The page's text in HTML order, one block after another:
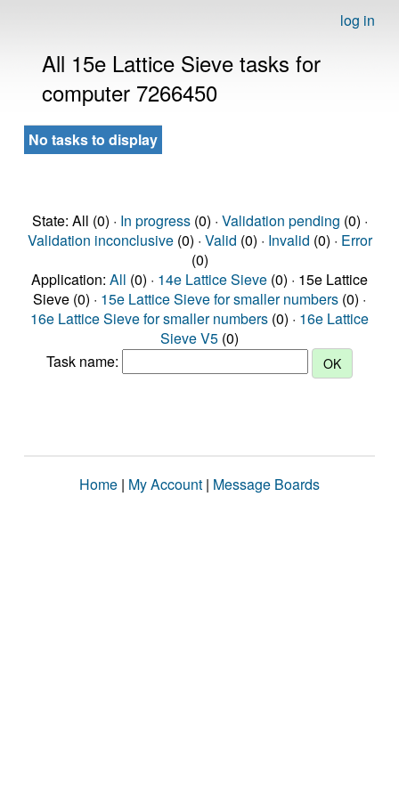
log in
All 15e Lattice Sieve tasks for
computer 7266450
No tasks to display
State: All (0) · In progress(0) · Validation pending (0) ·
Validation inconclusive(0) · Valid (0) · Invalid (0) · Error
(0)
Application: All (0) · 14e Lattice Sieve (0) · 15e Lattice
Sieve (0) · 15e Lattice Sieve for smaller numbers (0) ·
16e Lattice Sieve for smaller numbers (0) · 16e Lattice
Sieve V5 (0)
Task name:
Home | My Account | Message Boards